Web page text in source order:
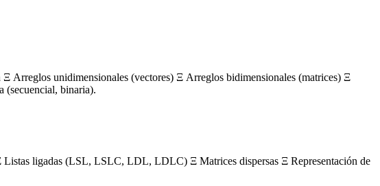
Arreglos unidimensionales (vectores) Ξ Arreglos bidimensionales (matrices) Ξ
(secuencial, binaria).
ligadas (LSL, LSLC, LDL, LDLC) Ξ Matrices dispersas Ξ Representación de